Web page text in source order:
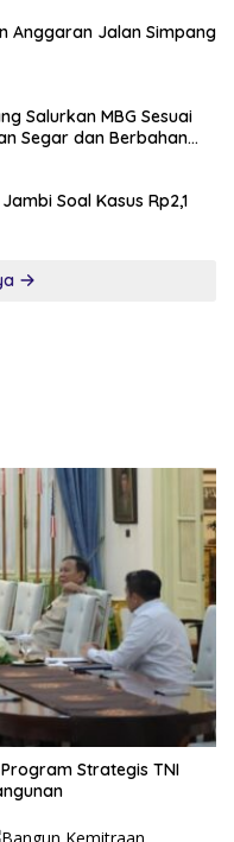
Anggaran Jalan Simpang
Salurkan MBG Sesuai
Segar dan Berbahan
Soal Kasus Rp2,1
Strategis TNI